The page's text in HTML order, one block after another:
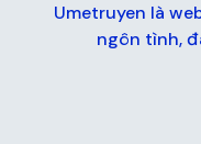
Umetruyen là
ngôn tình,